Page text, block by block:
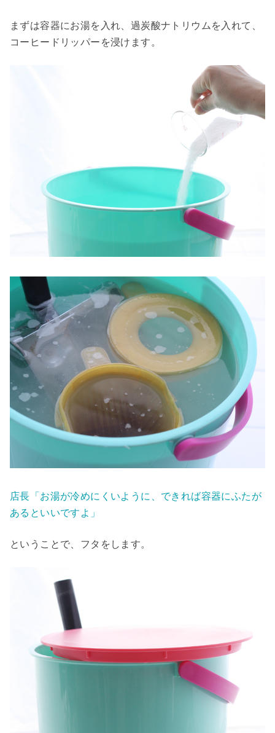
まずは容器にお湯を入れ、過炭酸ナトリウムを入れて、
コーヒードリッパーを浸けます。
店長「お湯が冷めにくいように、できれば容器にふたが
あるといいですよ」
ということで、フタをします。